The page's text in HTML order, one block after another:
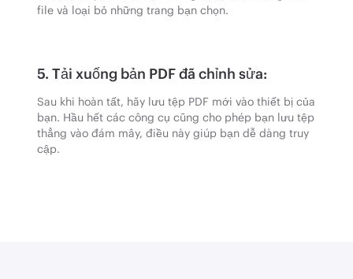
file và loại bỏ những trang bạn chọn.
5. Tải xuống bản PDF đã chỉnh sửa:
Sau khi hoàn tất, hãy lưu tệp PDF mới vào thiết bị của
bạn. Hầu hết các công cụ cũng cho phép bạn lưu tệp
thẳng vào đám mây, điều này giúp bạn dễ dàng truy
cập.